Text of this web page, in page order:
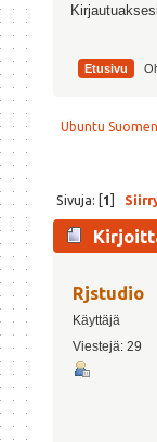
Etusivu
Ubuntu
Sivuja: [1]
Rjstudio
Käyttäjä
Viestejä: 29